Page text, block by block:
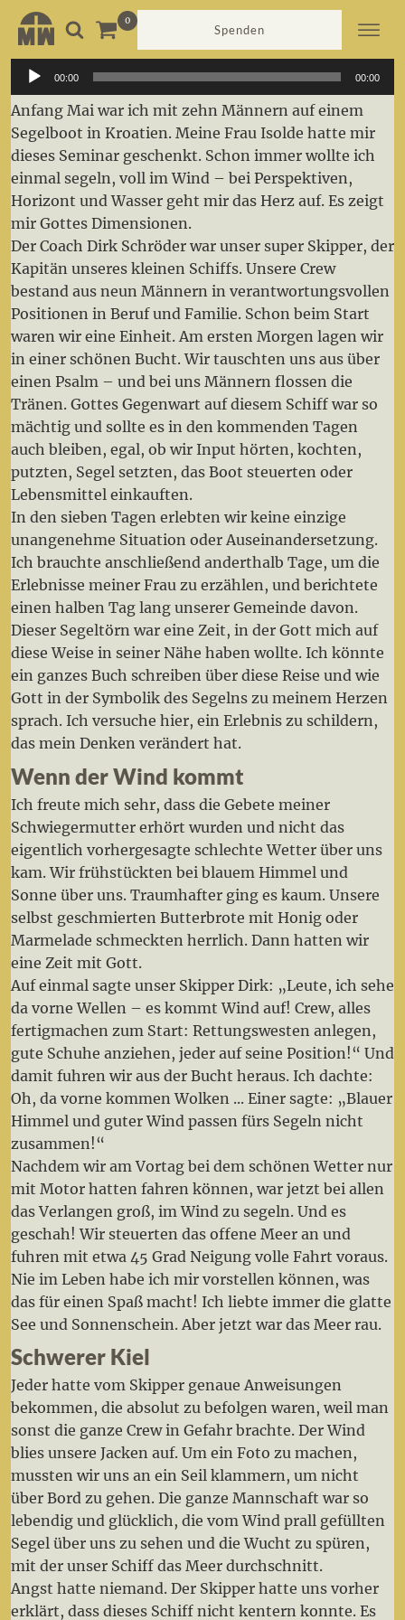
Spenden
Audio-
Player
00:00 00:00
Anfang Mai war ich mit zehn Männern auf einem
Segelboot in Kroatien. Meine Frau Isolde hatte mir
dieses Seminar geschenkt. Schon immer wollte ich
einmal segeln, voll im Wind – bei Perspektiven,
Horizont und Wasser geht mir das Herz auf. Es zeigt
mir Gottes Dimensionen.
Der Coach Dirk Schröder war unser super Skipper, der
Kapitän unseres kleinen Schiffs. Unsere Crew
bestand aus neun Männern in verantwortungsvollen
Positionen in Beruf und Familie. Schon beim Start
waren wir eine Einheit. Am ersten Morgen lagen wir
in einer schönen Bucht. Wir tauschten uns aus über
einen Psalm – und bei uns Männern flossen die
Tränen. Gottes Gegenwart auf diesem Schiff war so
mächtig und sollte es in den kommenden Tagen
auch bleiben, egal, ob wir Input hörten, kochten,
putzten, Segel setzten, das Boot steuerten oder
Lebensmittel einkauften.
In den sieben Tagen erlebten wir keine einzige
unangenehme Situation oder Auseinandersetzung.
Ich brauchte anschließend anderthalb Tage, um die
Erlebnisse meiner Frau zu erzählen, und berichtete
einen halben Tag lang unserer Gemeinde davon.
Dieser Segeltörn war eine Zeit, in der Gott mich auf
diese Weise in seiner Nähe haben wollte. Ich könnte
ein ganzes Buch schreiben über diese Reise und wie
Gott in der Symbolik des Segelns zu meinem Herzen
sprach. Ich versuche hier, ein Erlebnis zu schildern,
das mein Denken verändert hat.
Wenn der Wind kommt
Ich freute mich sehr, dass die Gebete meiner
Schwiegermutter erhört wurden und nicht das
eigentlich vorhergesagte schlechte Wetter über uns
kam. Wir frühstückten bei blauem Himmel und
Sonne über uns. Traumhafter ging es kaum. Unsere
selbst geschmierten Butterbrote mit Honig oder
Marmelade schmeckten herrlich. Dann hatten wir
eine Zeit mit Gott.
Auf einmal sagte unser Skipper Dirk: „Leute, ich sehe
da vorne Wellen – es kommt Wind auf! Crew, alles
fertigmachen zum Start: Rettungswesten anlegen,
gute Schuhe anziehen, jeder auf seine Position!“ Und
damit fuhren wir aus der Bucht heraus. Ich dachte:
Oh, da vorne kommen Wolken ... Einer sagte: „Blauer
Himmel und guter Wind passen fürs Segeln nicht
zusammen!“
Nachdem wir am Vortag bei dem schönen Wetter nur
mit Motor hatten fahren können, war jetzt bei allen
das Verlangen groß, im Wind zu segeln. Und es
geschah! Wir steuerten das offene Meer an und
fuhren mit etwa 45 Grad Neigung volle Fahrt voraus.
Nie im Leben habe ich mir vorstellen können, was
das für einen Spaß macht! Ich liebte immer die glatte
See und Sonnenschein. Aber jetzt war das Meer rau.
Schwerer Kiel
Jeder hatte vom Skipper genaue Anweisungen
bekommen, die absolut zu befolgen waren, weil man
sonst die ganze Crew in Gefahr brachte. Der Wind
blies unsere Jacken auf. Um ein Foto zu machen,
mussten wir uns an ein Seil klammern, um nicht
über Bord zu gehen. Die ganze Mannschaft war so
lebendig und glücklich, die vom Wind prall gefüllten
Segel über uns zu sehen und die Wucht zu spüren,
mit der unser Schiff das Meer durchschnitt.
Angst hatte niemand. Der Skipper hatte uns vorher
erklärt, dass dieses Schiff nicht kentern konnte. Es